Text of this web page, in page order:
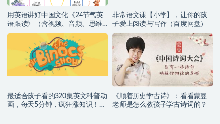
用英语讲好中国文化《24节气英
语跟读》（含视频、音频、思维
导图）高清（百度网盘）
非常语文课【小学】，让你的孩
子爱上阅读与写作（百度网盘）
最适合孩子看的320集英文科普动
画，每天5分钟，疯狂涨知识！
《顺着历史学古诗》：看看蒙曼
老师是怎么教孩子学古诗词的？